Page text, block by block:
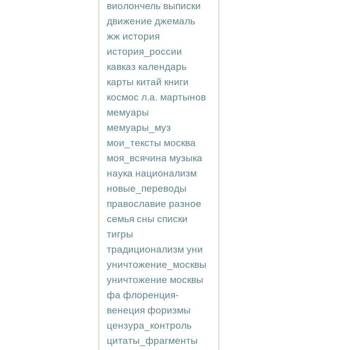
виолончель выписки
движение джемаль
жж история
история_россии
кавказ календарь
карты китай книги
космос л.а. мартынов
мемуары
мемуары_муз
мои_тексты москва
моя_всячина музыка
наука национализм
новые_переводы
православие разное
семья сны списки
тигры
традиционализм уни
уничтожение_москвы
уничтожение москвы
фа флоренция-
венеция форизмы
цензура_контроль
цитаты_фрагменты